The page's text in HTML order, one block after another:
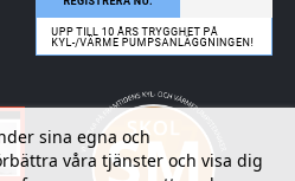
sina egna och
våra tjänster och visa dig